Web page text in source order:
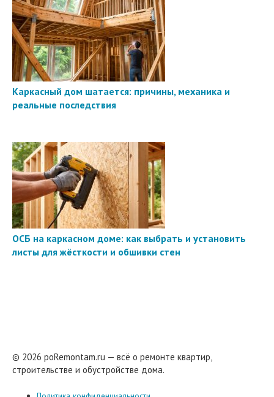
Каркасный дом шатается: причины, механика и
реальные последствия
ОСБ на каркасном доме: как выбрать и установить
листы для жёсткости и обшивки стен
© 2026 poRemontam.ru — всё о ремонте квартир,
строительстве и обустройстве дома.